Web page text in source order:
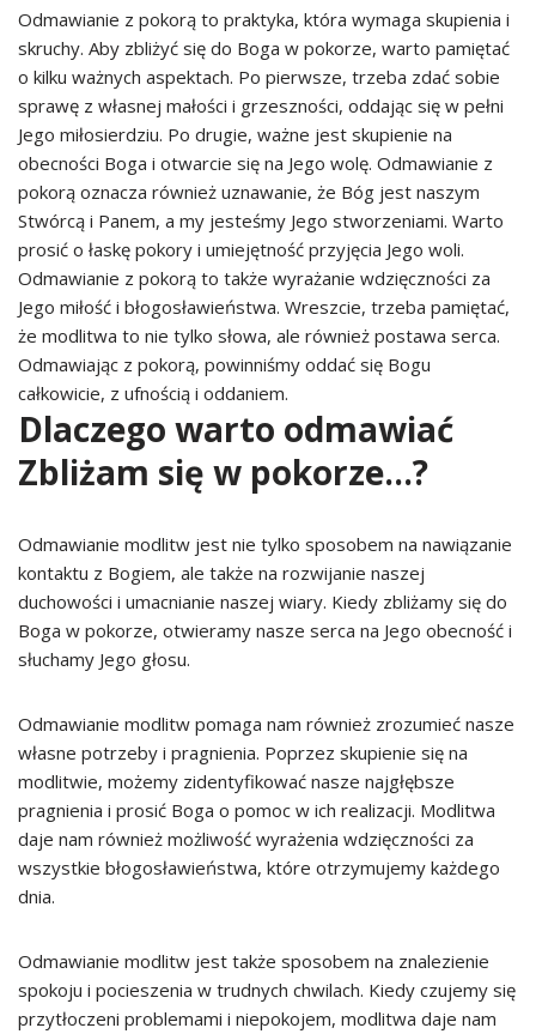
Odmawianie z pokorą to praktyka, która wymaga skupienia i
skruchy. Aby zbliżyć się do Boga w pokorze, warto pamiętać
o kilku ważnych aspektach. Po pierwsze, trzeba zdać sobie
sprawę z własnej małości i grzeszności, oddając się w pełni
Jego miłosierdziu. Po drugie, ważne jest skupienie na
obecności Boga i otwarcie się na Jego wolę. Odmawianie z
pokorą oznacza również uznawanie, że Bóg jest naszym
Stwórcą i Panem, a my jesteśmy Jego stworzeniami. Warto
prosić o łaskę pokory i umiejętność przyjęcia Jego woli.
Odmawianie z pokorą to także wyrażanie wdzięczności za
Jego miłość i błogosławieństwa. Wreszcie, trzeba pamiętać,
że modlitwa to nie tylko słowa, ale również postawa serca.
Odmawiając z pokorą, powinniśmy oddać się Bogu
całkowicie, z ufnością i oddaniem.
Dlaczego warto odmawiać
Zbliżam się w pokorze…?
Odmawianie modlitw jest nie tylko sposobem na nawiązanie
kontaktu z Bogiem, ale także na rozwijanie naszej
duchowości i umacnianie naszej wiary. Kiedy zbliżamy się do
Boga w pokorze, otwieramy nasze serca na Jego obecność i
słuchamy Jego głosu.
Odmawianie modlitw pomaga nam również zrozumieć nasze
własne potrzeby i pragnienia. Poprzez skupienie się na
modlitwie, możemy zidentyfikować nasze najgłębsze
pragnienia i prosić Boga o pomoc w ich realizacji. Modlitwa
daje nam również możliwość wyrażenia wdzięczności za
wszystkie błogosławieństwa, które otrzymujemy każdego
dnia.
Odmawianie modlitw jest także sposobem na znalezienie
spokoju i pocieszenia w trudnych chwilach. Kiedy czujemy się
przytłoczeni problemami i niepokojem, modlitwa daje nam